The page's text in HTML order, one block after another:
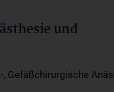
und
Gefäßchirurgische